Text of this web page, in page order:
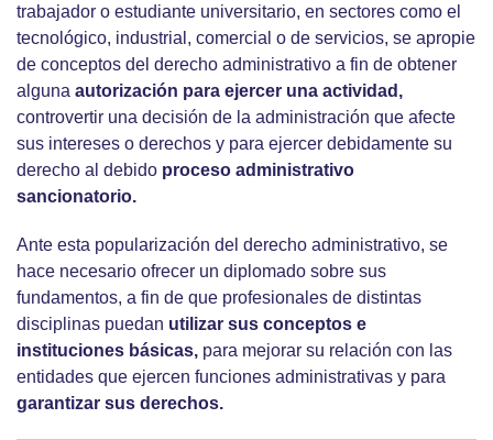
trabajador o estudiante universitario, en sectores como el
tecnológico, industrial, comercial o de servicios, se apropie
de conceptos del derecho administrativo a fin de obtener
alguna autorización para ejercer una actividad,
controvertir una decisión de la administración que afecte
sus intereses o derechos y para ejercer debidamente su
derecho al debido proceso administrativo
sancionatorio.
Ante esta popularización del derecho administrativo, se
hace necesario ofrecer un diplomado sobre sus
fundamentos, a fin de que profesionales de distintas
disciplinas puedan utilizar sus conceptos e
instituciones básicas, para mejorar su relación con las
entidades que ejercen funciones administrativas y para
garantizar sus derechos.